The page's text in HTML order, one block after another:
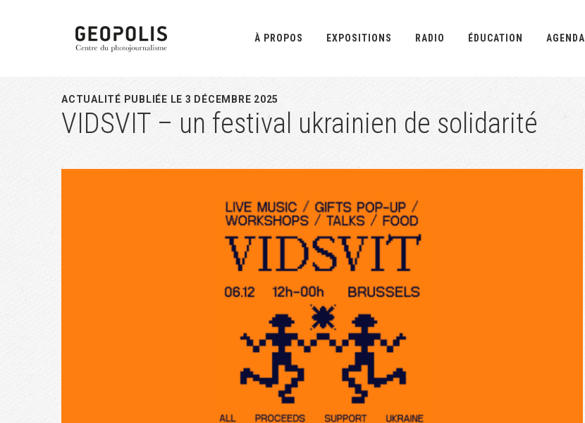
principale
latérale
À PROPOS EXPOSITIONS RADIO ÉDUCATION AGENDA
ACTUALITÉ PUBLIÉE LE 3 DÉCEMBRE 2025
VIDSVIT – un festival ukrainien de solidarité